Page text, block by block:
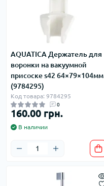
AQUATICA Держатель для
воронки на вакуумной
присоске s42 64×79×104мм
(9784295)
Код товара: 9784295
0
160.00 грн.
В наличии